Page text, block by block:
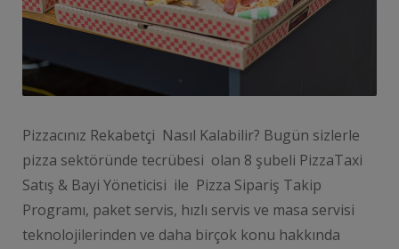
Pizzacınız Rekabetçi Nasıl Kalabilir? Bugün sizlerle
pizza sektöründe tecrübesi olan 8 şubeli PizzaTaxi
Satış & Bayi Yöneticisi ile Pizza Sipariş Takip
Programı, paket servis, hızlı servis ve masa servisi
teknolojilerinden ve daha birçok konu hakkında